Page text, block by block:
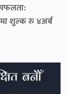
शुल्क रु ४अर्ब